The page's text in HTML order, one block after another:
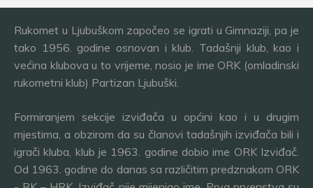
Rukomet u Ljubuškom započeo se igrati u Gimnaziji, pa je
tako 1956. godine osnovan i klub. Tadašnji klub, kao i
većina klubova u to vrijeme, nosio je ime ORK (omladinski
rukometni klub) Partizan Ljubuški.
Formiranjem sekcije izviđača u općini kao i u drugim
mjestima, a obzirom da su članovi tadašnjih izviđača bili i
igrači kluba, klub je 1963. godine dobio ime ORK Izviđač.
Od 1963. godine do danas sa različitim predznakom ORK